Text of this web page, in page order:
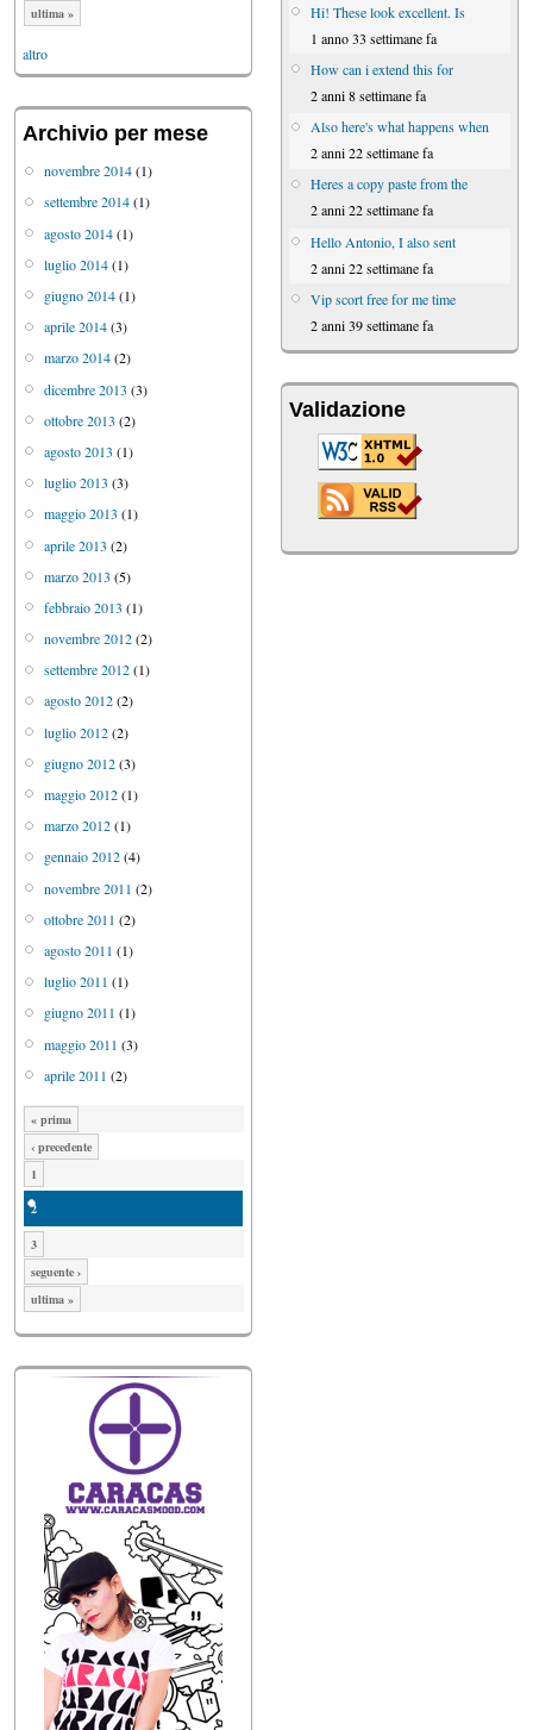
ultima »
altro
Archivio per mese
novembre 2014(1)
settembre 2014(1)
agosto 2014(1)
luglio 2014(1)
giugno 2014(1)
aprile 2014(3)
marzo 2014(2)
dicembre 2013 (3)
ottobre 2013 (2)
agosto 2013 (1)
luglio 2013 (3)
maggio 2013 (1)
aprile 2013 (2)
marzo 2013 (5)
febbraio 2013 (1)
novembre 2012(2)
settembre 2012(1)
agosto 2012(2)
luglio 2012(2)
giugno 2012(3)
maggio 2012(1)
marzo 2012(1)
gennaio 2012(4)
novembre 2011 (2)
ottobre 2011 (2)
agosto 2011 (1)
luglio 2011 (1)
giugno 2011 (1)
maggio 2011 (3)
aprile 2011 (2)
« prima
‹ precedente
1
2
3
seguente ›
ultima »
Hi! These look excellent. Is
1 anno 33 settimane fa
How can i extend this for
2 anni 8 settimane fa
Also here's what happens when
2 anni 22 settimane fa
Heres a copy paste from the
2 anni 22 settimane fa
Hello Antonio, I also sent
2 anni 22 settimane fa
Vip scort free for me time
2 anni 39 settimane fa
Validazione